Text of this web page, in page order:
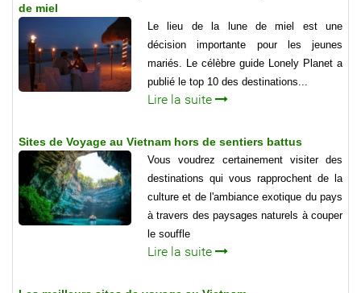
de miel
Le lieu de la lune de miel est une
décision importante pour les jeunes
mariés. Le célèbre guide Lonely Planet a
publié le top 10 des destinations...
Lire la suite
Sites de Voyage au Vietnam hors de sentiers battus
Vous voudrez certainement visiter des
destinations qui vous rapprochent de la
culture et de l'ambiance exotique du pays
à travers des paysages naturels à couper
le souffle
Lire la suite